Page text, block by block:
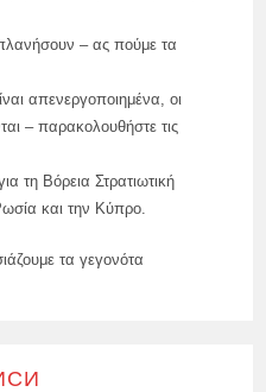
– ας πούμε τα
απενεργοποιημένα, οι
– παρακολουθήστε τις
τη Βόρεια Στρατιωτική
και την Κύπρο.
τα γεγονότα